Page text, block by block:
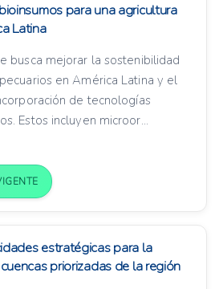
para una agricultura
Latina
busca mejorar la sostenibilidad
en América Latina y el
de tecnologías
Estos incluyen microor...
estratégicas para la
priorizadas de la región